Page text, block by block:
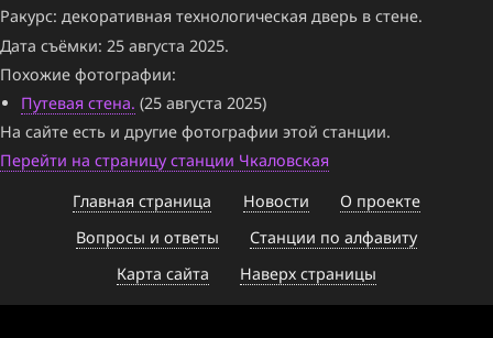
Ракурс: декоративная технологическая дверь в стене.
Дата съёмки: 25 августа 2025.
Похожие фотографии:
Путевая стена. (25 августа 2025)
На сайте есть и другие фотографии этой станции.
Перейти на страницу станции Чкаловская
Главная страница
Новости
О проекте
Вопросы и ответы
Станции по алфавиту
Карта сайта
Наверх страницы